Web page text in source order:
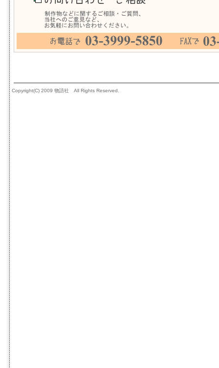
Copyright(C) 2009 物語社 All Rights Reserved.